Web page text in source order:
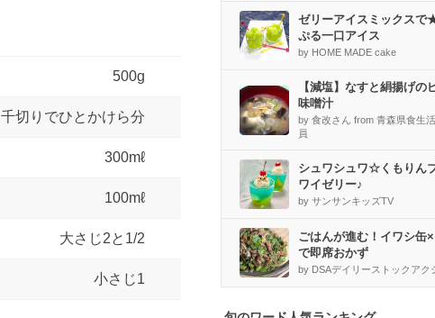
500g
千切りでひとかけら分
300mℓ
100mℓ
大さじ2と1/2
小さじ1
ゼリーアイスミックスで
ぷる一口アイス
by HOME MADE cake
【減塩】なすと絹揚げの
味噌汁
by 食改さん from 青森県食生
員
シュワシュワ☆くもりん
ワイゼリー♪
by サンサンキッズTV
ごはんが進む！イワシ缶
で即席おかず
by DSAデイリーストックアク